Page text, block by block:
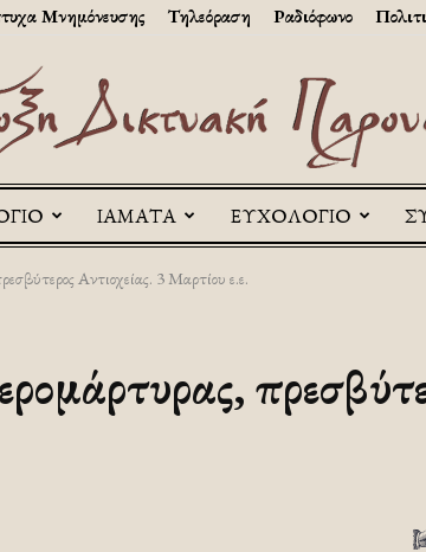
Μνημόνευσης Τηλεόραση Ραδιόφωνο
Askitikon
ΙΑΜΑΤΑ ΕΥΧΟΛΟΓΙΟ
Αντιοχείας. 3 Μαρτίου ε.ε.